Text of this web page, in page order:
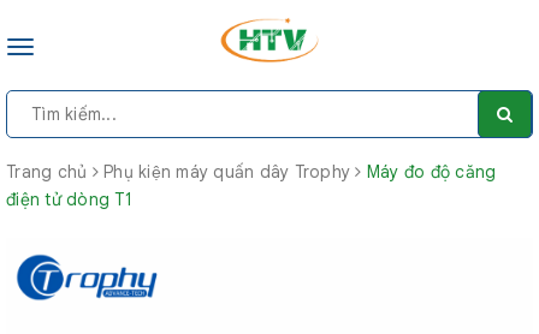
Toggle
Trang chủ Phụ kiện máy quấn dây Trophy
Máy đo độ căng
điện tử dòng T1